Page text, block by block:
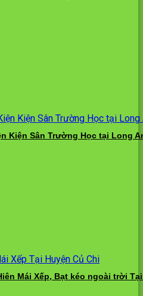
Kiện Sân Trường Học tại Long
Mái Xếp, Bạt kéo ngoài trời